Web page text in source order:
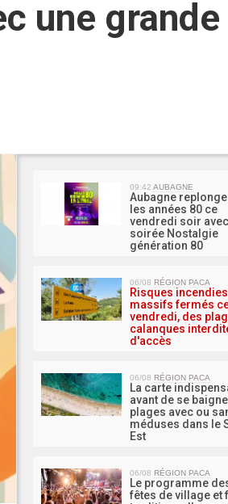
une grande
09:42 AUBAGNE
Aubagne
les années 80 ce
vendredi soir
soirée Nostalgie
génération 80
06/08 RÉGION PACA
Risques
massifs fermés
vendredi, des
calanques
d'accès
06/08 RÉGION PACA
La carte
avant de se
plages avec ou
méduses dans le
Est
06/08 RÉGION PACA
Le programme
fêtes de village et